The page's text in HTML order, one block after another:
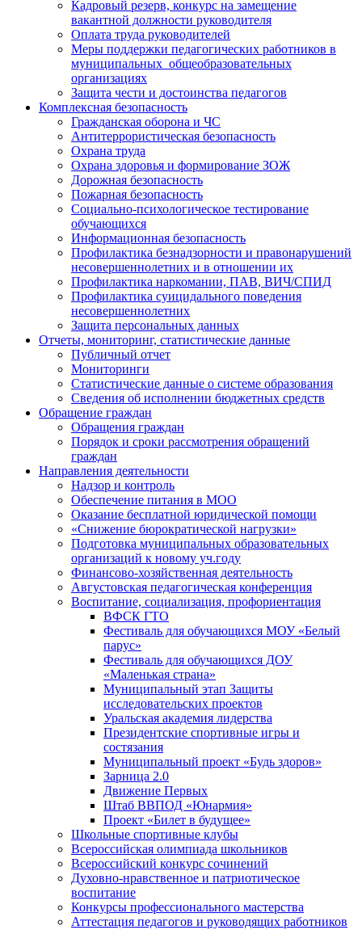
Кадровый резерв, конкурс на замещение
вакантной должности руководителя
Оплата труда руководителей
Меры поддержки педагогических работников в
муниципальных общеобразовательных
организациях
Защита чести и достоинства педагогов
Комплексная безопасность
Гражданская оборона и ЧС
Антитеррористическая безопасность
Охрана труда
Охрана здоровья и формирование ЗОЖ
Дорожная безопасность
Пожарная безопасность
Социально-психологическое тестирование
обучающихся
Информационная безопасность
Профилактика безнадзорности и правонарушений
несовершеннолетних и в отношении их
Профилактика наркомании, ПАВ, ВИЧ/СПИД
Профилактика суицидального поведения
несовершеннолетних
Защита персональных данных
Отчеты, мониторинг, статистические данные
Публичный отчет
Мониторинги
Статистические данные о системе образования
Сведения об исполнении бюджетных средств
Обращение граждан
Обращения граждан
Порядок и сроки рассмотрения обращений
граждан
Направления деятельности
Надзор и контроль
Обеспечение питания в МОО
Оказание бесплатной юридической помощи
«Снижение бюрократической нагрузки»
Подготовка муниципальных образовательных
организаций к новому уч.году
Финансово-хозяйственная деятельность
Августовская педагогическая конференция
Воспитание, социализация, профориентация
ВФСК ГТО
Фестиваль для обучающихся МОУ «Белый
парус»
Фестиваль для обучающихся ДОУ
«Маленькая страна»
Муниципальный этап Защиты
исследовательских проектов
Уральская академия лидерства
Президентские спортивные игры и
состязания
Муниципальный проект «Будь здоров»
Зарница 2.0
Движение Первых
Штаб ВВПОД «Юнармия»
Проект «Билет в будущее»
Школьные спортивные клубы
Всероссийская олимпиада школьников
Всероссийский конкурс сочинений
Духовно-нравственное и патриотическое
воспитание
Конкурсы профессионального мастерства
Аттестация педагогов и руководящих работников